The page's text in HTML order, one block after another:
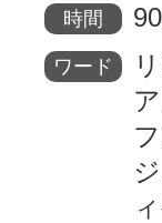
時間
ワード